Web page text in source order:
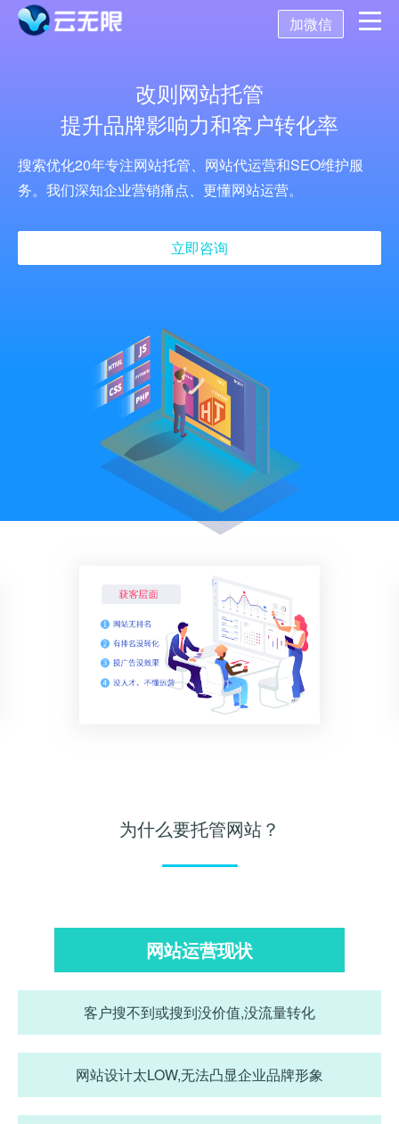
加微信
营销推广
数字化营销
新媒体营销
舆情监控
H5制作营销
数字化建设
网站建设
APP开发
物联网开发
SEO优化
网站优化方案
关键词优化
SEO优化顾问
SEO技术
SEO服务报价
SEO优化公司
整站SEO优化
关于我们
管理团队
加入我们
改则网站托管
提升品牌影响力和客户转化率
搜索优化20年专注网站托管、网站代运营和SEO维护服
务。我们深知企业营销痛点、更懂网站运营。
立即咨询
为什么要托管网站？
网站运营现状
客户搜不到或搜到没价值,没流量转化
网站设计太LOW,无法凸显企业品牌形象